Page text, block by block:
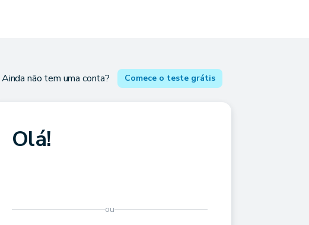
Ainda não tem uma conta? Comece o teste grátis
Olá!
ou